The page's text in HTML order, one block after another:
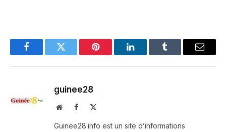
FacebookTwitter Pinterest LinkedInTumblr Email
guinee28
WebsiteFacebook
Guinee28.info est un site d’informations